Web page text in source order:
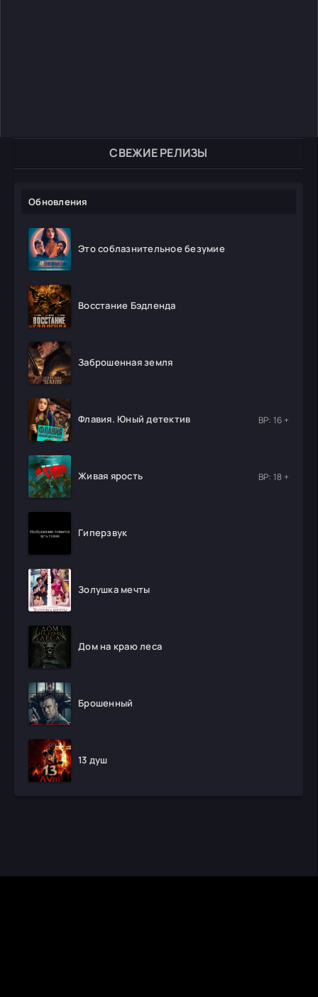
СВЕЖИЕ РЕЛИЗЫ
Обновления
Это соблазнительное безумие
Восстание Бэдленда
Заброшенная земля
Флавия. Юный детектив ВР: 16 +
Живая ярость ВР: 18 +
Гиперзвук
Золушка мечты
Дом на краю леса
Брошенный
13 душ